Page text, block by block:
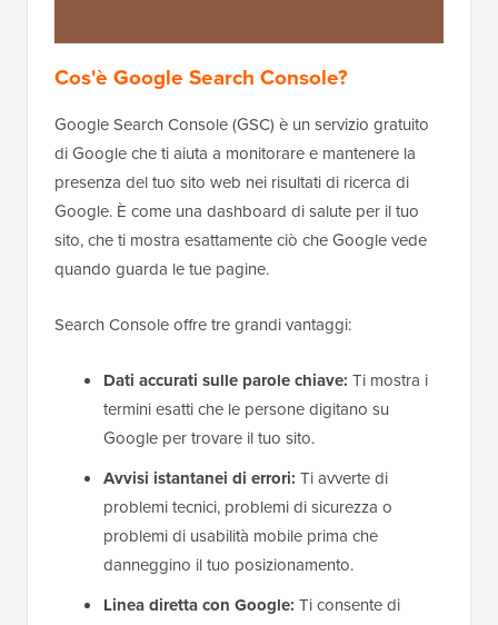
Cos'è Google Search Console?
Google Search Console (GSC) è un servizio gratuito
di Google che ti aiuta a monitorare e mantenere la
presenza del tuo sito web nei risultati di ricerca di
Google. È come una dashboard di salute per il tuo
sito, che ti mostra esattamente ciò che Google vede
quando guarda le tue pagine.
Search Console offre tre grandi vantaggi:
Dati accurati sulle parole chiave: Ti mostra i
termini esatti che le persone digitano su
Google per trovare il tuo sito.
Avvisi istantanei di errori: Ti avverte di
problemi tecnici, problemi di sicurezza o
problemi di usabilità mobile prima che
danneggino il tuo posizionamento.
Linea diretta con Google: Ti consente di